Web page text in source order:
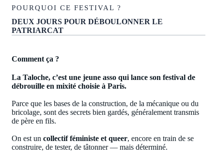
POURQUOI CE FESTIVAL ?
DEUX JOURS POUR DÉBOULONNER LE
PATRIARCAT
Comment ça ?
La Taloche, c’est une jeune asso qui lance son festival de
débrouille en mixité choisie à Paris.
Parce que les bases de la construction, de la mécanique ou du
bricolage, sont des secrets bien gardés, généralement transmis
de père en fils.
On est un collectif féministe et queer, encore en train de se
construire, de tester, de tâtonner — mais déterminé.